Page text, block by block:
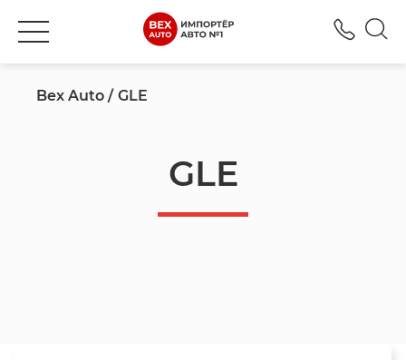
Bex Auto GLE
GLE